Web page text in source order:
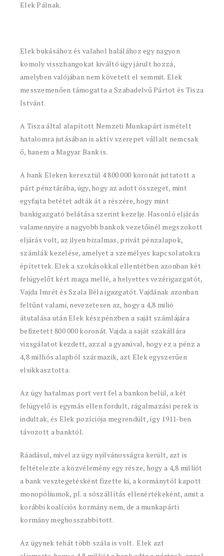
Elek Pálnak.
Elek bukásához és valahol halálához egy nagyon
komoly visszhangokat kiváltó ügy járult hozzá,
amelyben valójában nem követett el semmit. Elek
messzemenően támogatta a Szabadelvű Pártot és Tisza
Istvánt.
A Tisza által alapított Nemzeti Munkapárt ismételt
hatalomra jutásában is aktív szerepet vállalt nemcsak
ő, hanem a Magyar Bank is.
A bank Eleken keresztül 4 800 000 koronát juttatott a
párt pénztárába, úgy, hogy az adott összeget, mint
egyfajta betétet adták át a részére, hogy mint
bankigazgató belátása szerint kezelje. Hasonló eljárás
valamennyire a nagyobb bankok vezetőinél megszokott
eljárás volt, az ilyen bizalmas, privát pénzalapok,
számlák kezelése, amelyet a személyes kapcsolatokra
építettek. Elek a szokásokkal ellentétben azonban két
felügyelőt kért maga mellé, a helyettes vezérigazgatót,
Vajda Imrét és Szala Béla igazgatót. Vajdának azonban
feltűnt valami, nevezetesen az, hogy a 4,8 milió
átutalása után Elek készpénzben a saját számlájára
befizetett 800 000 koronát. Vajda a saját szakállára
vizsgálatot kezdett, azzal a gyanúval, hogy ez a pénz a
4,8 milliós alapból származik, azt Elek egyszerűen
elsikkasztotta.
Az ügy hatalmas port vert fel a bankon belül, a két
felügyelő is egymás ellen fordult, rágalmazási perek is
indultak, és Elek pozíciója megrendült, így 1911-ben
távozott a banktól.
Ráadásul, mivel az ügy nyilvánosságra került, azt is
feltételezte a közvélemény egy része, hogy a 4,8 milliót
a bank vesztegetésként fizette ki, a kormánytól kapott
monopóliumok, pl. a sószállítás ellenértékeként, amit a
korábbi koalíciós kormány nem, de a munkapárti
kormány meghosszabbított.
Az ügynek tehát több szála is volt. Elek azt